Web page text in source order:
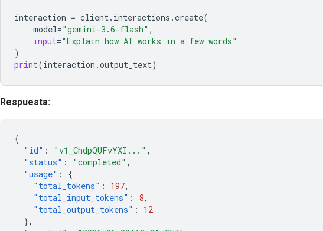
interaction = client. interactions .create(
model="gemini-3.6-flash" ,
input="Explain how AI works in a few words"
)
print(interaction .output_text)
Respuesta:
{
"id" : "v1_ChdpQUFvYXI..." ,
"status" : "completed" ,
"usage" :
{
"total_tokens" : 197,
"total_input_tokens" : 8,
"total_output_tokens" :
12
},